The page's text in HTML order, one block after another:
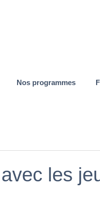
Nos programmes
les